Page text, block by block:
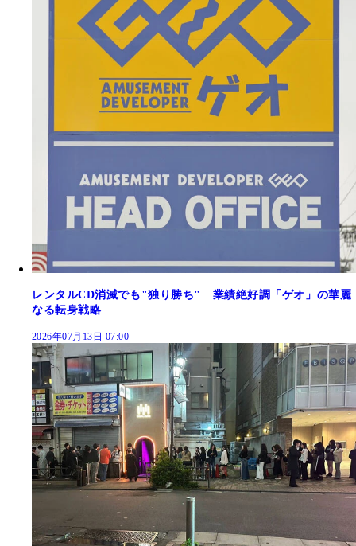
レンタルCD消滅でも"独り勝ち" 業績絶好調「ゲオ」の華麗
なる転身戦略
2026年07月13日 07:00